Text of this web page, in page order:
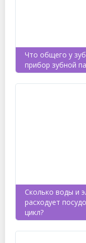
Что общего у
прибор зубной
Сколько воды и
расходует
цикл?